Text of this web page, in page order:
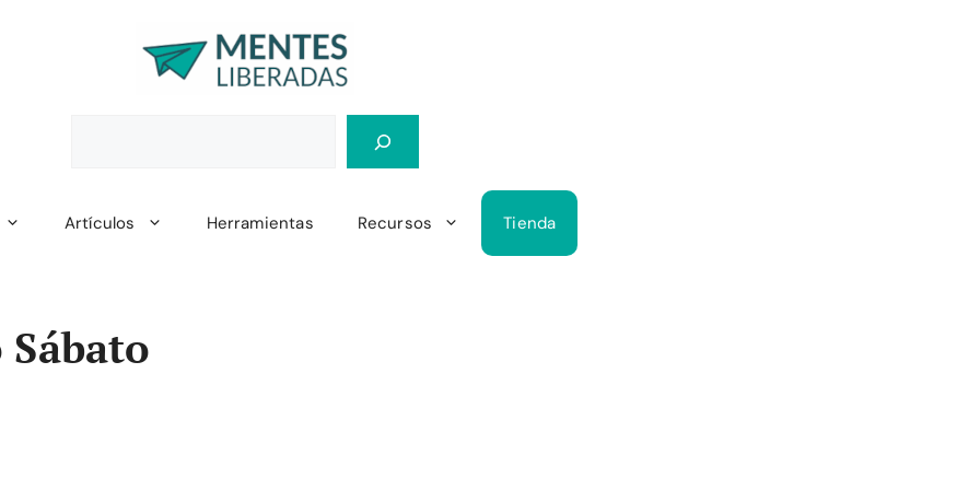
Artículos Herramientas Recursos Tienda